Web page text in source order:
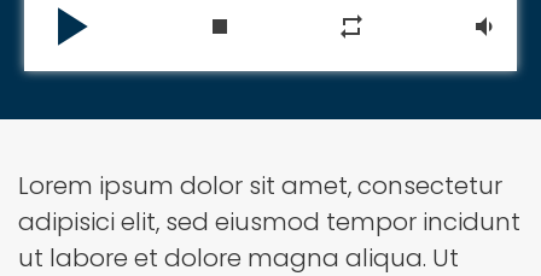
play_arrow stop repeat volume_down
Lorem ipsum dolor sit amet, consectetur
adipisici elit, sed eiusmod tempor incidunt
ut labore et dolore magna aliqua. Ut